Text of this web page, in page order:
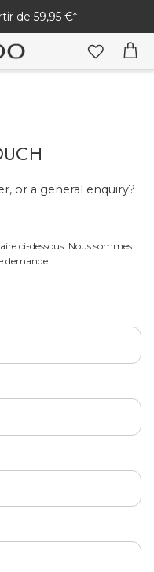
de 59,95 €*
or a general enquiry?
ci-dessous. Nous sommes
demande.